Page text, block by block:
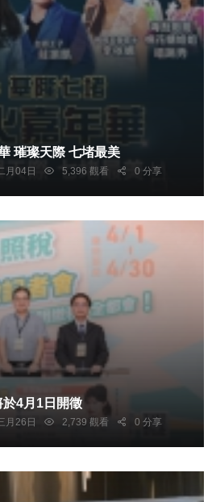
璀璨天際 七堵最美
月04日 5,396 觀看 0 分享
4月1日開徵
月26日 2,739 觀看 0 分享